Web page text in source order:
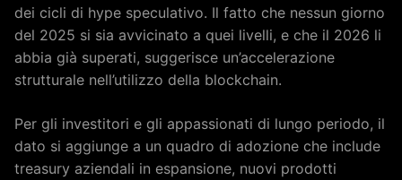
dei cicli di hype speculativo. Il fatto che nessun giorno
del 2025 si sia avvicinato a quei livelli, e che il 2026 li
abbia già superati, suggerisce un’accelerazione
strutturale nell’utilizzo della blockchain.
Per gli investitori e gli appassionati di lungo periodo, il
dato si aggiunge a un quadro di adozione che include
treasury aziendali in espansione, nuovi prodotti